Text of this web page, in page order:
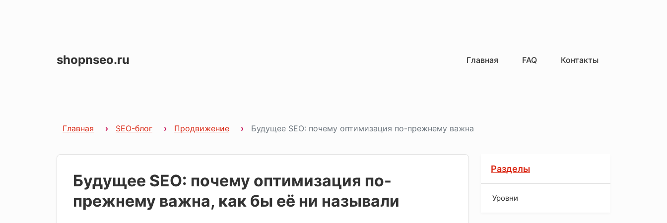
shopnseo.ru Главная FAQ Контакты
Главная SEO-блог Продвижение Будущее SEO: почему оптимизация по-прежнему важна
Будущее SEO: почему оптимизация по-
прежнему важна, как бы её ни называли
Разделы
Уровни